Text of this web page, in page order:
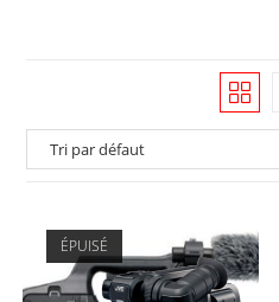
ÉPUISÉ